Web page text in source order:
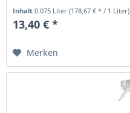
Inhalt0.075 Liter(178,67 € * / 1 Liter)
13,40 € *
Merken